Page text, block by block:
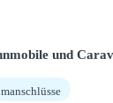
und